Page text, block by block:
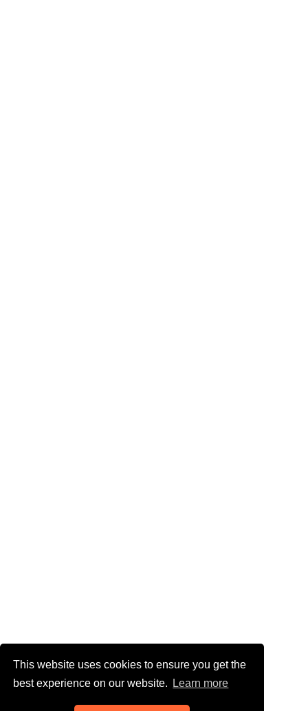
This website uses cookies to ensure you get the
best experience on our website.
Learn more